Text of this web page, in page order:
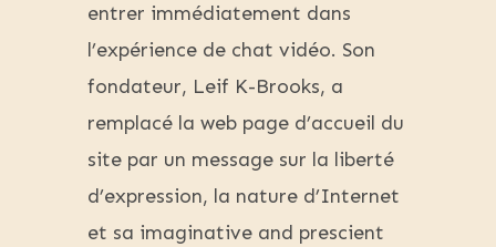
entrer immédiatement dans
l’expérience de chat vidéo. Son
fondateur, Leif K-Brooks, a
remplacé la web page d’accueil du
site par un message sur la liberté
d’expression, la nature d’Internet
et sa imaginative and prescient